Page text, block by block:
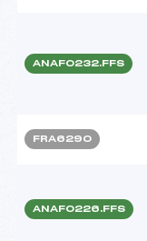
ANAF0232.FFS
FRA6290
ANAF0226.FFS